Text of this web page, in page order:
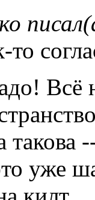
Всё
такова
уже